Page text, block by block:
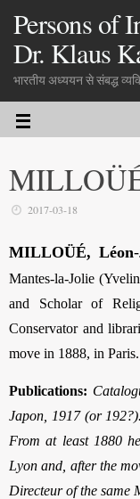
Persons of
Dr. Klaus
भारतीय अध्ययन से संबद्ध
2017-03-18
MILLOÜÉ, Léon
Mantes-la-Jolie
and Scholar of
Conservator and
move in 1888, in Paris.
Publications:
Japon, 1917 (or
From at least 1880
Lyon and, after the
Directeur of the same